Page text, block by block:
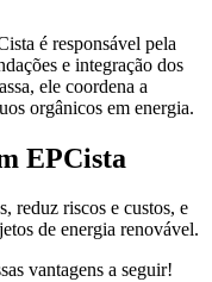
é responsável pela
e integração dos
ele coordena a
orgânicos em energia.
EPCista
reduz riscos e custos, e
de energia renovável.
vantagens a seguir!